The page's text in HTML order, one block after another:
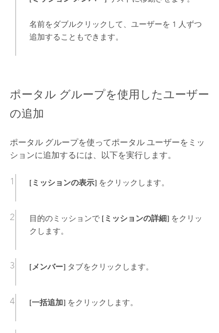
名前をダブルクリックして、ユーザーを 1 人ずつ
追加することもできます。
ポータル グループを使用したユーザー
の追加
ポータル グループを使ってポータル ユーザーをミッ
ションに追加するには、以下を実行します。
[ミッションの表示]をクリックします。
目的のミッションで [ミッションの詳細]をクリッ
クします。
[メンバー]タブをクリックします。
[一括追加]をクリックします。